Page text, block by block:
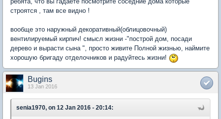
строятся , там все видно !
вообще это наружный декоративный(облицовочный)
вентилируемый кирпич! смысл жизни -"построй дом, посади
дерево и вырасти сына ", просто живите Полной жизнью, наймите
хорошую бригаду отделочников и радуйтесь жизни!
Bugins
13 Jan 2016
senia1970, on 12 Jan 2016 - 20:14: